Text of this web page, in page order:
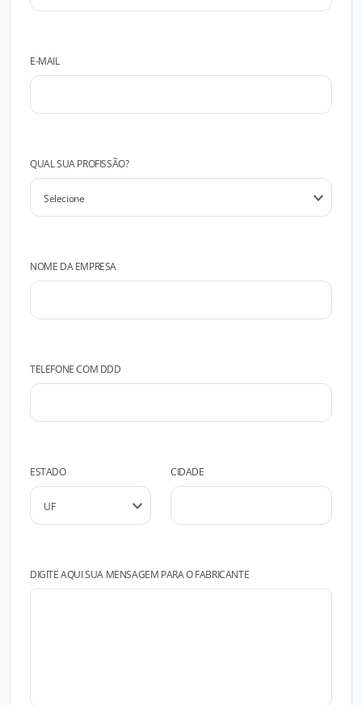
E-MAIL
QUAL SUA PROFISSÃO?
NOME DA EMPRESA
TELEFONE COM DDD
ESTADO CIDADE
DIGITE AQUI SUA MENSAGEM PARA O FABRICANTE